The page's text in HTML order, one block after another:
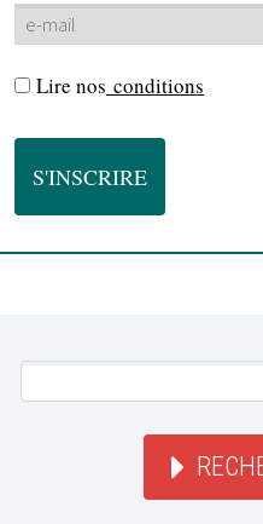
Lire nos conditions